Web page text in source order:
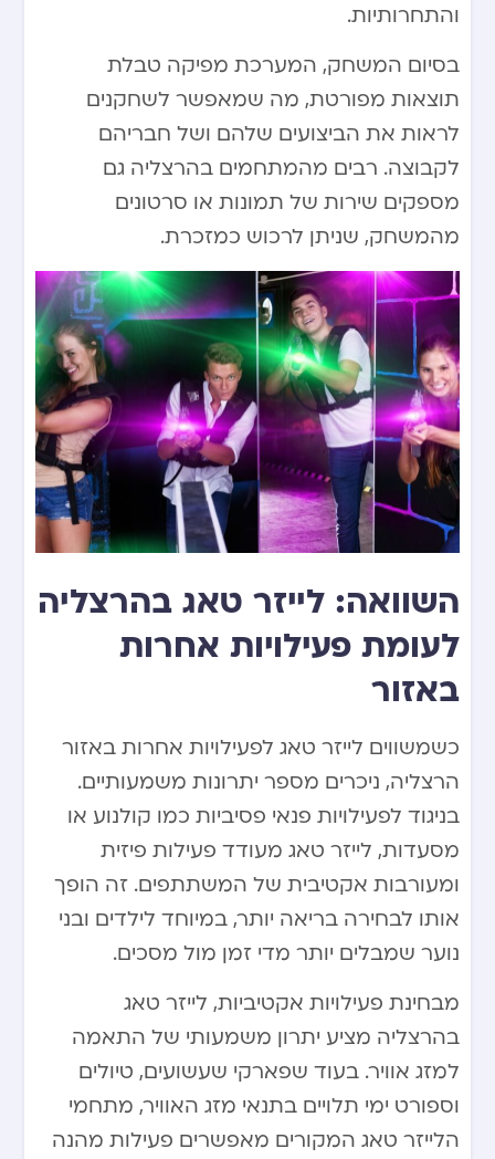
והתחרותיות.
בסיום המשחק, המערכת מפיקה טבלת
תוצאות מפורטת, מה שמאפשר לשחקנים
לראות את הביצועים שלהם ושל חבריהם
לקבוצה. רבים מהמתחמים בהרצליה גם
מספקים שירות של תמונות או סרטונים
מהמשחק, שניתן לרכוש כמזכרת.
השוואה: לייזר טאג בהרצליה
לעומת פעילויות אחרות
באזור
כשמשווים לייזר טאג לפעילויות אחרות באזור
הרצליה, ניכרים מספר יתרונות משמעותיים.
בניגוד לפעילויות פנאי פסיביות כמו קולנוע או
מסעדות, לייזר טאג מעודד פעילות פיזית
ומעורבות אקטיבית של המשתתפים. זה הופך
אותו לבחירה בריאה יותר, במיוחד לילדים ובני
נוער שמבלים יותר מדי זמן מול מסכים.
מבחינת פעילויות אקטיביות, לייזר טאג
בהרצליה מציע יתרון משמעותי של התאמה
למזג אוויר. בעוד שפארקי שעשועים, טיולים
וספורט ימי תלויים בתנאי מזג האוויר, מתחמי
הלייזר טאג המקורים מאפשרים פעילות מהנה